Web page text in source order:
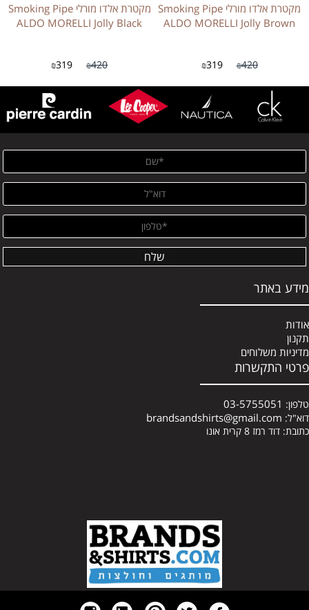
מקטרת אלדו מורלי Smoking Pipe
ALDO MORELLI Jolly Brown
₪420
₪319
מקטרת אלדו מורלי Smoking Pipe
ALDO MORELLI Jolly Black
₪420
₪319
מידע באתר
אודות
תקנון
מדיניות משלוחים
פרטי התקשרות
טלפון: 03-5755051
דוא"ל: brandsandshirts@gmail.com
כתובת: דוד רמז 8 קרית אונו